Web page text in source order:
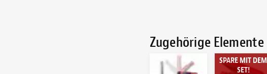
Zugehörige Elemente
SPARE MIT DEM
SET!